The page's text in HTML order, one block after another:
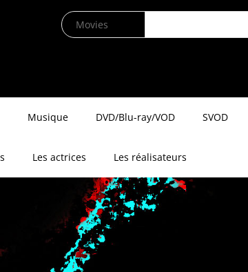
Musique DVD/Blu-ray/VOD SVOD
Les actrices Les réalisateurs